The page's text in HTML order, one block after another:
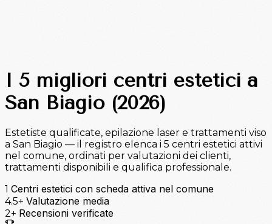
I 5 migliori centri estetici a
San Biagio (2026)
Estetiste qualificate, epilazione laser e trattamenti viso
a San Biagio — il registro elenca i 5 centri estetici attivi
nel comune, ordinati per valutazioni dei clienti,
trattamenti disponibili e qualifica professionale.
1 Centri estetici con scheda attiva nel comune
4.5+ Valutazione media
2+ Recensioni verificate